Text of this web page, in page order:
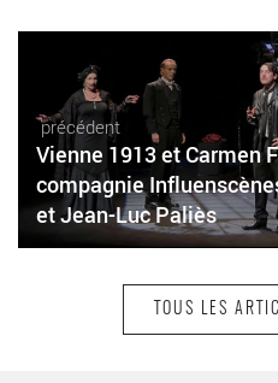
précédent
Vienne 1913 et Carmen
compagnie
et Jean-Luc Paliès
TOUS LES